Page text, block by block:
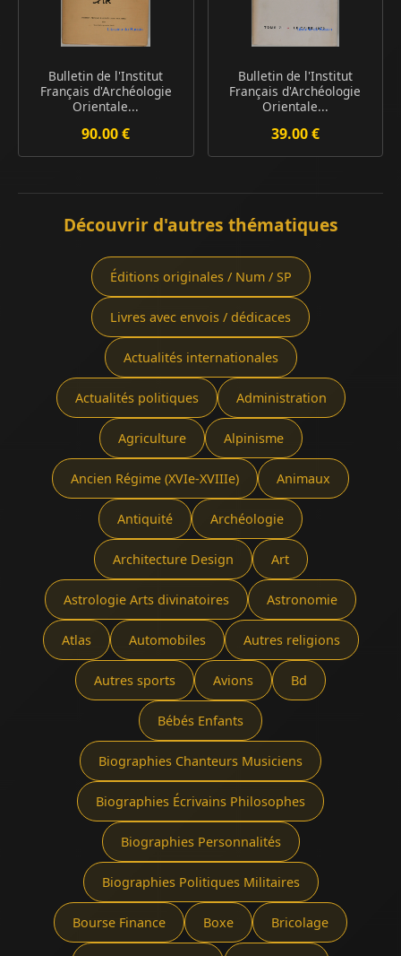
Bulletin de l'Institut
Français d'Archéologie
Orientale...
90.00 €
Bulletin de l'Institut
Français d'Archéologie
Orientale...
39.00 €
Découvrir d'autres thématiques
Éditions originales / Num / SP
Livres avec envois / dédicaces
Actualités internationales
Actualités politiques Administration
Agriculture Alpinisme
Ancien Régime (XVIe-XVIIIe) Animaux
Antiquité Archéologie
Architecture Design Art
Astrologie Arts divinatoires Astronomie
Atlas Automobiles Autres religions
Autres sports Avions Bd
Bébés Enfants
Biographies Chanteurs Musiciens
Biographies Écrivains Philosophes
Biographies Personnalités
Biographies Politiques Militaires
Bourse Finance Boxe Bricolage